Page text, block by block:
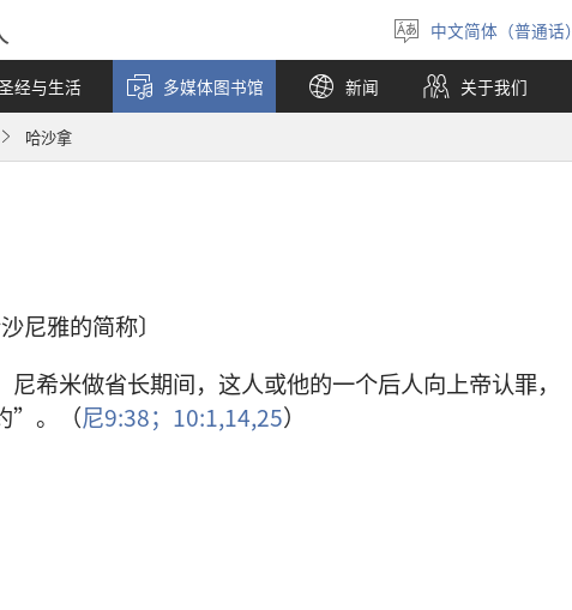
选
择
语
言
中文简体（普通话）
经与生活 多媒体图书馆 新闻 关于我们
哈沙拿
尼雅的简称〕
希米做省长期间，这人或他的一个后人向上帝认罪，
”。（尼9:38； 10:1,14,25）